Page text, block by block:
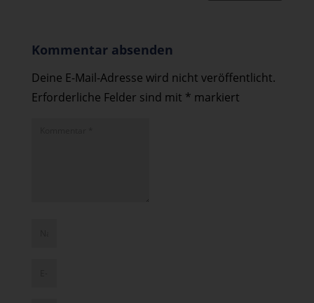
Kommentar absenden
Deine E-Mail-Adresse wird nicht veröffentlicht.
Erforderliche Felder sind mit * markiert